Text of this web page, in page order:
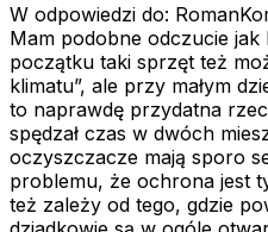
W odpowiedzi do:
Mam podobne odczucie jak
początku taki sprzęt też
klimatu”, ale przy małym
to naprawdę przydatna
spędzał czas w dwóch
oczyszczacze mają sporo
problemu, że ochrona jest
też zależy od tego, gdzie